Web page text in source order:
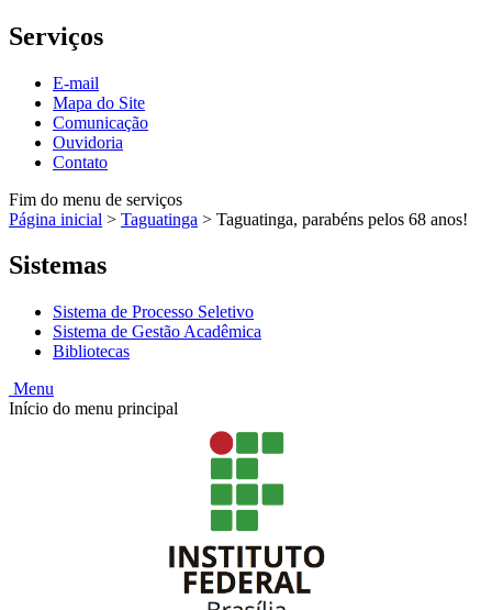
Serviços
E-mail
Mapa do Site
Comunicação
Ouvidoria
Contato
Fim do menu de serviços
Página inicial > Taguatinga > Taguatinga, parabéns pelos 68 anos!
Sistemas
Sistema de Processo Seletivo
Sistema de Gestão Acadêmica
Bibliotecas
Menu
Início do menu principal